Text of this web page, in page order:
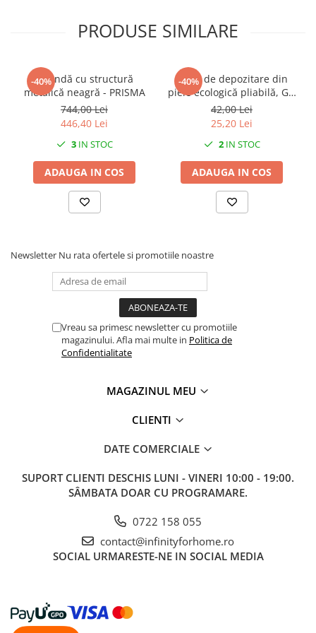
PRODUSE SIMILARE
-40%
Oglindă cu structură
metalică neagră - PRISMA
744,00 Lei
446,40 Lei
3IN STOC
ADAUGA IN COS
-40%
Cutie de depozitare din
piele ecologică pliabilă, Gri
- Hazel
42,00 Lei
25,20 Lei
2IN STOC
ADAUGA IN COS
Newsletter Nu rata ofertele si promotiile noastre
Vreau sa primesc newsletter cu promotiile
magazinului. Afla mai multe in Politica de
Confidentialitate
MAGAZINUL MEU
CLIENTI
DATE COMERCIALE
SUPORT CLIENTI DESCHIS LUNI - VINERI 10:00 - 19:00.
SÂMBATA DOAR CU PROGRAMARE.
0722 158 055
contact@infinityforhome.ro
SOCIAL URMARESTE-NE IN SOCIAL MEDIA